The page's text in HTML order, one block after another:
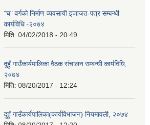
"घ" वर्गको निर्माण व्यवसायी इजाजत-पत्र सम्बन्धी
कार्यविधि -२०७४
मिति: 04/02/2018 - 20:49
दुहुँ गाउँकार्यपालिका वैठक संचालन सम्बन्धी कार्यविधि,
२०७४
मिति: 08/20/2017 - 12:24
दुहुँ गाउँकार्यपालिका(कार्यविभाजन) नियमावली, २०७४